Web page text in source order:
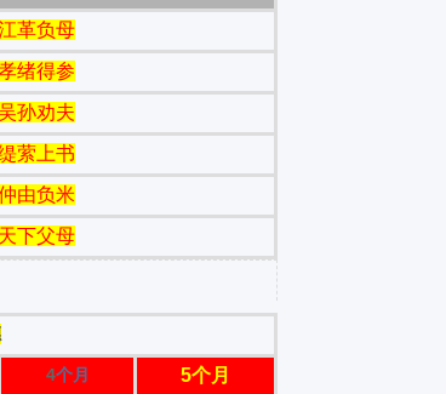
革负母
绪得参
孙劝夫
萦上书
由负米
天下父母
4个月
5个月